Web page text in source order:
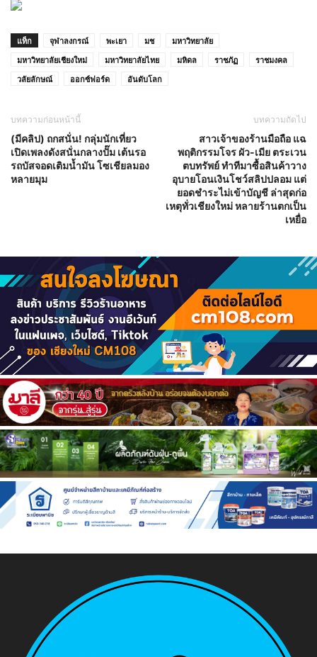
แท็ก จุฬาลงกรณ์ พะเยา มช
มหาวิทยาลัย
มหาวิทยาลัยเชียงใหม่
มหาวิทยาลัยไทย มหิดล ราชภัฏ
ราชมงคล
วลัยลักษณ์
ออกซ์ฟอร์ด อันดับโลก
บทความก่อนหน้านี้
(มีคลิป) ถกสนั่น! กลุ่มนักเที่ยว
เปิดเพลงดังสนั่นกลางปั๊ม เต้นรอ
รถบัสจอดเติมน้ำมัน โซเชียลมอง
หลายมุม
บทความถัดไป
สาวเจ้าของร้านมือถือ แฉ
พฤติกรรมโจร ผัว-เมีย ตระเวน
ตบทรัพย์ ทำทีมาซื้อสินค้าวาง
อุบายโอนเงินโชว์สลิปปลอม แต่
ยอดชำระไม่เข้าบัญชี ล่าสุดก่อ
เหตุทั่วเชียงใหม่ หลายร้านตกเป็น
เหยื่อ